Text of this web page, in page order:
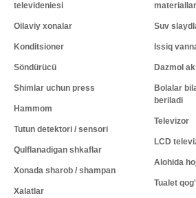
televideniesi
Oilaviy xonalar
Konditsioner
Söndürücü
Shimlar uchun press
Hammom
Tutun detektori / sensori
Qulflanadigan shkaflar
Xonada sharob / shampan
Xalatlar
materiallar
Suv
Issiq
Dazmol
Bolalar
beriladi
Televizor
LCD
Alohida
Tualet